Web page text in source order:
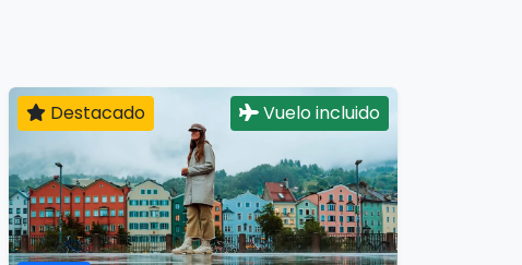
Destacado Vuelo incluido